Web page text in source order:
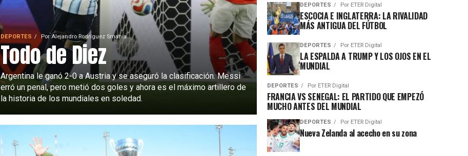
DEPORTES Por Alejandro Rodríguez Smania
Todo de Diez
Argentina le ganó 2-0 a Austria y se aseguró la clasificación. Messi
erró un penal, pero metió dos goles y ahora es el máximo artillero de
la historia de los mundiales en soledad.
DEPORTES Por ETER Digital
ESCOCIA E INGLATERRA: LA RIVALIDAD
MÁS ANTIGUA DEL FÚTBOL
DEPORTES Por ETER Digital
LA ESPALDA A TRUMP Y LOS OJOS EN EL
MUNDIAL
DEPORTES Por ETER Digital
FRANCIA VS SENEGAL: EL PARTIDO QUE EMPEZÓ
MUCHO ANTES DEL MUNDIAL
DEPORTES Por ETER Digital
Nueva Zelanda al acecho en su zona